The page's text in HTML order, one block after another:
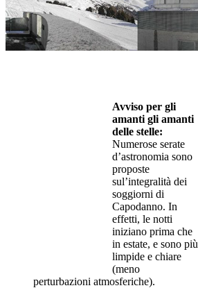
Avviso per gli
amanti gli amanti
delle stelle:
Numerose serate
d’astronomia sono
proposte
sul’integralità dei
soggiorni di
Capodanno. In
effetti, le notti
iniziano prima che
in estate, e sono più
limpide e chiare
(meno
perturbazioni atmosferiche).